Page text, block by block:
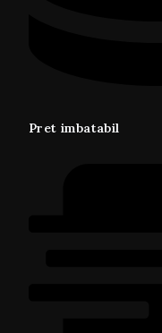
Pret imbatabil